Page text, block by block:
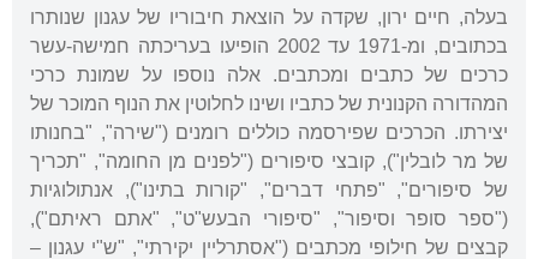
בעלה, חיים ירון, שקדה על הוצאת חיבוריו של עגנון שנותרו
בכתובים, ומ-1971 עד 2002 הופיעו בעריכתה חמישה-עשר
כרכים של כתבים ומכתבים. אלה נוספו על שמונת כרכי
המהדורה הקנונית של כתביו ושינו לחלוטין את הנוף המוכר של
יצירתו. הכרכים שפירסמה כוללים רומנים ("שירה", "בחנותו
של מר לובלין"), קובצי סיפורים ("לפנים מן החומה", "תכריך
של סיפורים", "פתחי דברים", "קורות בתינו"), אנתולוגיות
("ספר סופר וסיפור", "סיפורי הבעש"ט", "אתם ראיתם"),
קבצים של חילופי מכתבים ("אסתרליין יקירתי", "ש"י עגנון –